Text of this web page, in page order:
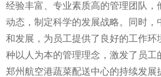
经验丰富、专业素质高的管理团队，
动态，制定科学的发展战略。同时，
和发展，为员工提供了良好的工作环
种以人为本的管理理念，激发了员工
郑州航空港蔬菜配送中心的持续发展